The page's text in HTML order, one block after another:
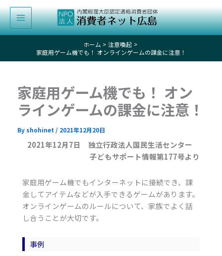
容
を
ッ
ホーム
注意喚起
家庭用ゲーム機でも！ オンラインゲームの課金に注意！
家庭用ゲーム機でも！ オン
ラインゲームの課金に注意！
Byshohinet / 2021年12月20日
2021年12月7日 独立行政法人国民生活センター
子どもサポート情報第177号より
家庭用ゲーム機でもインターネットに接続でき、課
金してアイテムなどが入手できるゲームがあります。
オンラインゲームのルールについて、家族でよく話
し合うことが大切です。
事例